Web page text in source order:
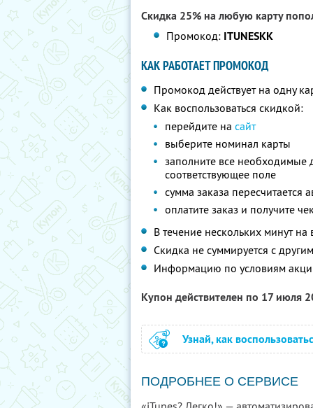
Скидка 25% на любую карту
Промокод: ITUNESKK
КАК РАБОТАЕТ ПРОМОКОД
Промокод действует на одну
Как воспользоваться скидкой:
перейдите на сайт
выберите номинал карты
заполните все
соответствующее поле
сумма заказа пересчитается
оплатите заказ и получите
В течение нескольких минут
Скидка не суммируется с
Информацию по условиям
Купон действителен по 17 июля
Узнай, как
ПОДРОБНЕЕ О СЕРВИСЕ